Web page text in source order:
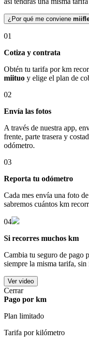
¿Por qué me conviene
01
Cotiza y contrata
Obtén tu tarifa por km
miituo y elige el plan de
02
Envía las fotos
A través de nuestra app,
frente, parte trasera y
odómetro.
03
Reporta tu odómetro
Cada mes envía una foto
sabremos cuántos km
04
Si recorres muchos km
Cambia tu seguro de pago
siempre la misma tarifa,
Ver video
Cerrar
Pago por km
Plan limitado
Tarifa por kilómetro